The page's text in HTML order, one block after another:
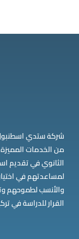
شركة ستدي
من الخدمات
الثانوي في تقديم
لمساعدتهم في
والأنسب لطموحهم
القرار للدراسة في